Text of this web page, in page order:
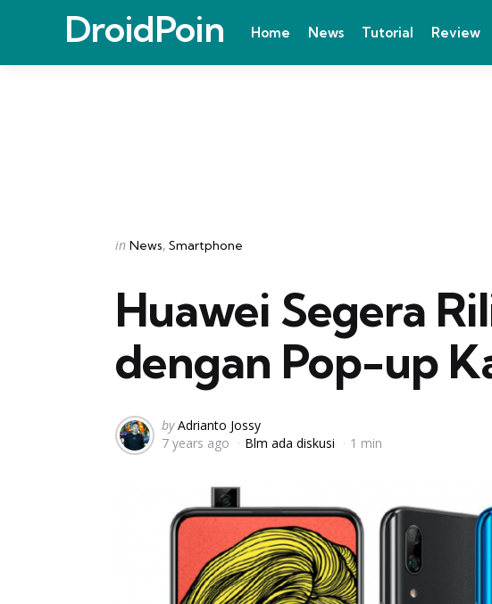
DroidPoin Home News Tutorial Review
Categories
Posted
in News Smartphone
Huawei Segera
dengan Pop-up
Posted
by
by Adrianto Jossy
7 years ago
Blm ada diskusi 1 min